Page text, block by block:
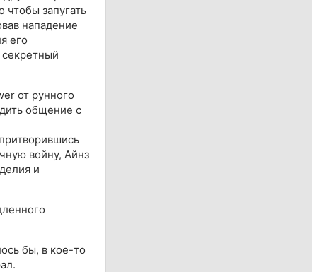
чтобы запугать
нападение
его
секретный
от рунного
общение с
войну, Айнз
и
бы, в кое-то